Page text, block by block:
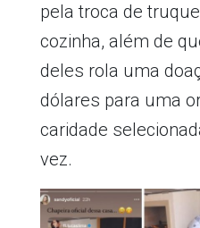
pela troca de
cozinha, além de
deles rola uma
dólares para uma
caridade
vez.